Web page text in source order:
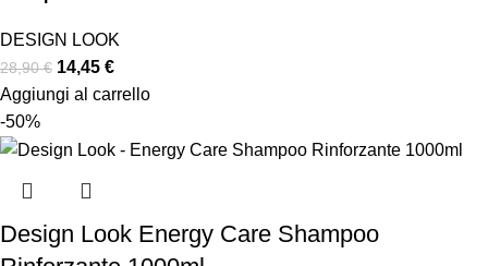
DESIGN LOOK
28,90€ 14,45 €
Aggiungi al carrello
-50%
Design Look Energy Care Shampoo